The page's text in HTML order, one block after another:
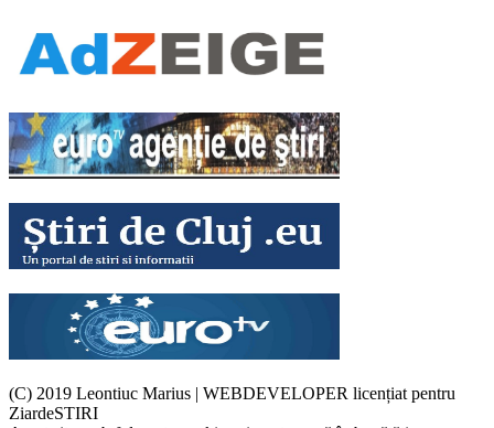
(C) 2019 Leontiuc Marius | WEBDEVELOPER licențiat pentru
ZiardeSTIRI